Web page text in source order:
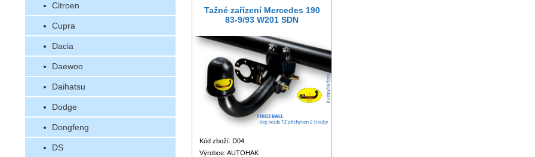
Citroen
Cupra
Dacia
Daewoo
Daihatsu
Dodge
Dongfeng
DS
Tažné zařízení Mercedes 190
83-9/93 W201 SDN
Kód zboží: D04
Výrobce: AUTOHAK